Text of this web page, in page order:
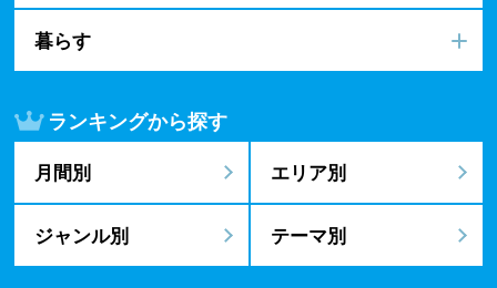
暮らす
ランキングから探す
月間別 エリア別
ジャンル別 テーマ別